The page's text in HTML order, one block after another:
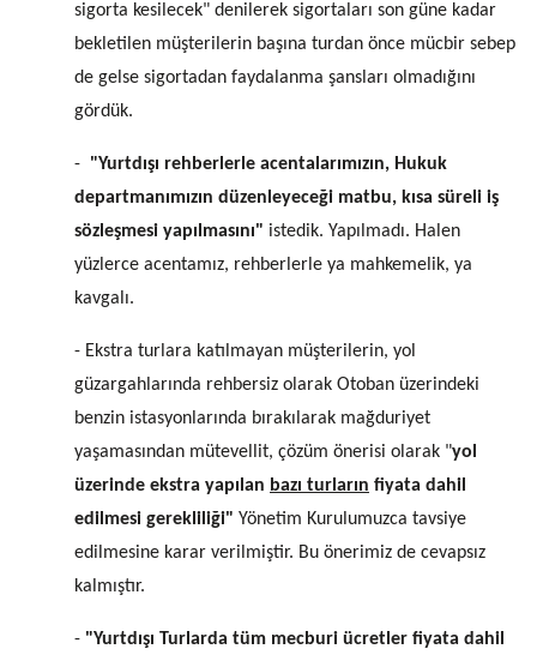
sigorta kesilecek" denilerek sigortaları son güne kadar
bekletilen müşterilerin başına turdan önce mücbir sebep
de gelse sigortadan faydalanma şansları olmadığını
gördük.
- "Yurtdışı rehberlerle acentalarımızın, Hukuk
departmanımızın düzenleyeceği matbu, kısa süreli iş
sözleşmesi yapılmasını" istedik. Yapılmadı. Halen
yüzlerce acentamız, rehberlerle ya mahkemelik, ya
kavgalı.
- Ekstra turlara katılmayan müşterilerin, yol
güzargahlarında rehbersiz olarak Otoban üzerindeki
benzin istasyonlarında bırakılarak mağduriyet
yaşamasından mütevellit, çözüm önerisi olarak "yol
üzerinde ekstra yapılan bazı turların fiyata dahil
edilmesi gerekliliği" Yönetim Kurulumuzca tavsiye
edilmesine karar verilmiştir. Bu önerimiz de cevapsız
kalmıştır.
- "Yurtdışı Turlarda tüm mecburi ücretler fiyata dahil